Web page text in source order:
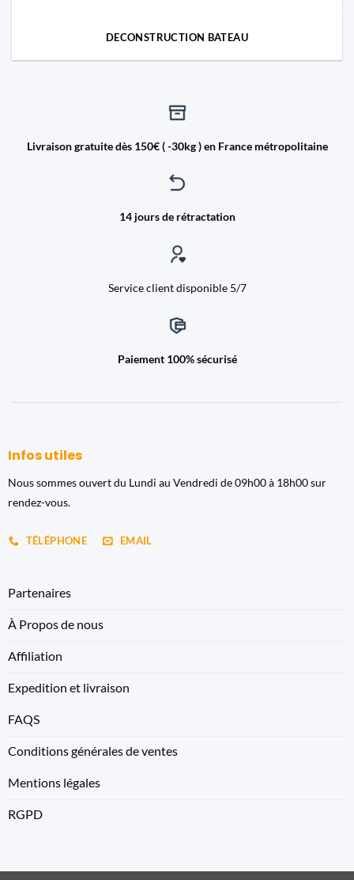
DECONSTRUCTION BATEAU
Livraison gratuite dès 150€ ( -30kg ) en France métropolitaine
14 jours de rétractation
Service client disponible 5/7
Paiement 100% sécurisé
Infos utiles
Nous sommes ouvert du Lundi au Vendredi de 09h00 à 18h00 sur
rendez-vous.
TÉLÉPHONE EMAIL
Partenaires
À Propos de nous
Affiliation
Expedition et livraison
FAQS
Conditions générales de ventes
Mentions légales
RGPD